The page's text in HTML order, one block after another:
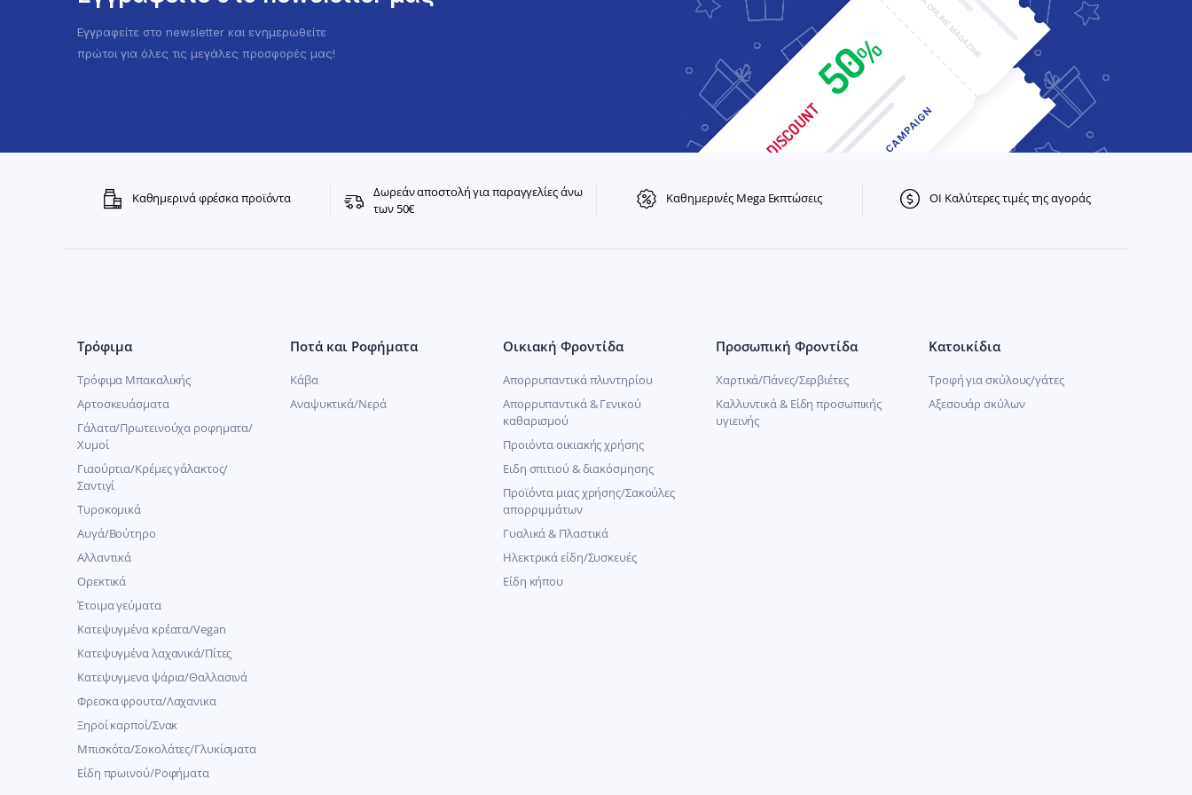
Εγγραφείτε στο newsletter και ενημερωθείτε
πρώτοι για όλες τις μεγάλες προσφορές μας!
Καθημερινά φρέσκα προϊόντα
Δωρεάν αποστολή για παραγγελίες άνω
των 50€
Καθημερινές Mega Εκπτώσεις ΟΙ Καλύτερες τιμές της αγοράς
Τρόφιμα
Τρόφιμα Μπακαλικής
Αρτοσκευάσματα
Γάλατα/Πρωτεινούχα ροφηματα/
Χυμοί
Γιαούρτια/Κρέμες γάλακτος/
Σαντιγί
Τυροκομικά
Αυγά/Βούτηρο
Αλλαντικά
Ορεκτικά
Έτοιμα γεύματα
Κατεψυγμένα κρέατα/Vegan
Kατεψυγμένα λαχανικά/Πίτες
Κατεψυγμενα ψάρια/Θαλλασινά
Φρεσκα φρουτα/Λαχανικα
Ξηροί καρποί/Σνακ
Μπισκότα/Σοκολάτες/Γλυκίσματα
Είδη πρωινού/Ροφήματα
Ποτά και Ροφήματα
Κάβα
Αναψυκτικά/Νερά
Οικιακή Φροντίδα
Απορρυπαντικά πλυντηρίου
Απορρυπαντικά & Γενικού
καθαρισμού
Προιόντα οικιακής χρήσης
Ειδη σπιτιού & διακόσμησης
Προϊόντα μιας χρήσης/Σακούλες
απορριμμάτων
Γυαλικά & Πλαστικά
Ηλεκτρικά είδη/Συσκευές
Είδη κήπου
Προσωπική Φροντίδα
Χαρτικά/Πάνες/Σερβιέτες
Καλλυντικά & Είδη προσωπικής
υγιεινής
Κατοικίδια
Τροφή για σκύλους/γάτες
Αξεσουάρ σκύλων